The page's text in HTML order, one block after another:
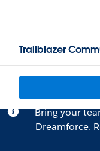
Trailblazer
Bring your
Dreamforce.